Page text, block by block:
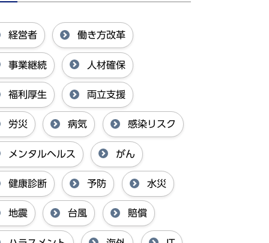
経営者 働き方改革
事業継続 人材確保
福利厚生 両立支援
労災 病気 感染リスク
メンタルヘルス がん
健康診断 予防 水災
地震 台風 賠償